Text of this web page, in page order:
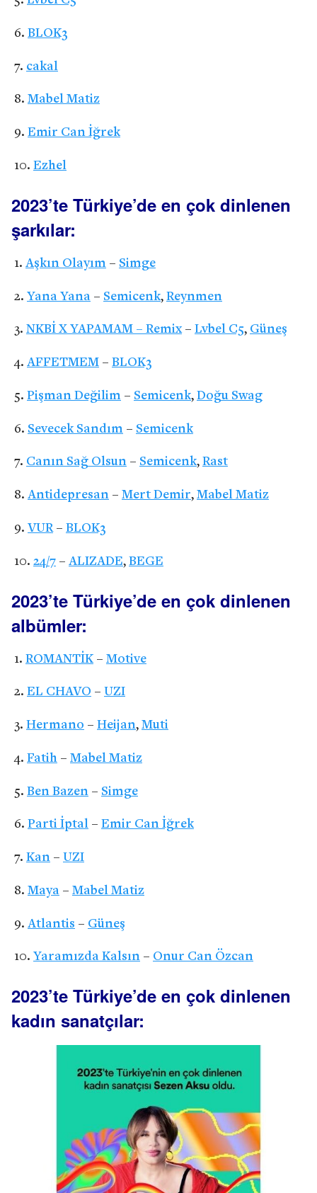
BLOK3
cakal
Mabel Matiz
Emir Can İğrek
Ezhel
2023’te Türkiye’de en çok dinlenen
şarkılar:
Aşkın Olayım – Simge
Yana Yana – Semicenk, Reynmen
NKBİ X YAPAMAM – Remix– Lvbel C5, Güneş
AFFETMEM – BLOK3
Pişman Değilim – Semicenk, Doğu Swag
Sevecek Sandım – Semicenk
Canın Sağ Olsun – Semicenk, Rast
Antidepresan – Mert Demir, Mabel Matiz
VUR– BLOK3
24/7 – ALIZADE, BEGE
2023’te Türkiye’de en çok dinlenen
albümler:
ROMANTİK – Motive
EL CHAVO – UZI
Hermano – Heijan, Muti
Fatih – Mabel Matiz
Ben Bazen – Simge
Parti İptal – Emir Can İğrek
Kan – UZI
Maya – Mabel Matiz
Atlantis – Güneş
Yaramızda Kalsın – Onur Can Özcan
2023’te Türkiye’de en çok dinlenen
kadın sanatçılar: